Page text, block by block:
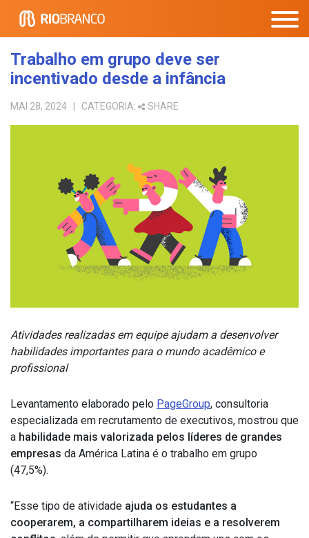
Trabalho em grupo deve ser
incentivado desde a infância
MAI 28, 2024 | CATEGORIA: SHARE
Atividades realizadas em equipe ajudam a desenvolver
habilidades importantes para o mundo acadêmico e
profissional
Levantamento elaborado pelo PageGroup, consultoria
especializada em recrutamento de executivos, mostrou que
a habilidade mais valorizada pelos líderes de grandes
empresas da América Latina é o trabalho em grupo
(47,5%).
“Esse tipo de atividade ajuda os estudantes a
cooperarem, a compartilharem ideias e a resolverem